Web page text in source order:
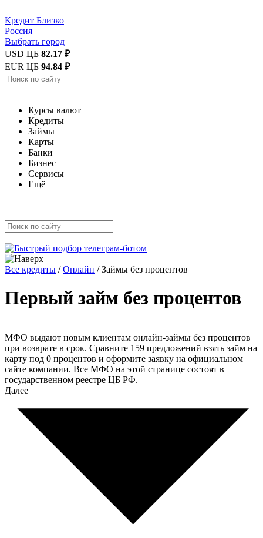
Кредит Близко
Россия
Выбрать город
USD ЦБ 82.17 ₽
EUR ЦБ 94.84 ₽
Курсы валют
Кредиты
Займы
Карты
Банки
Бизнес
Сервисы
Ещё
Все кредиты /Онлайн /Займы без процентов
Первый займ без процентов
МФО выдают новым клиентам онлайн-займы без процентов
при возврате в срок. Сравните 159 предложений взять займ на
карту под 0 процентов и оформите заявку на официальном
сайте компании. Все МФО на этой странице состоят в
государственном реестре ЦБ РФ.
Далее